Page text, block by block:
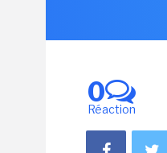
0
Réaction